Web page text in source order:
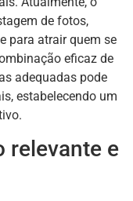
de fotos,
para atrair quem se
eficaz de
adequadas pode
estabelecendo um
relevante e